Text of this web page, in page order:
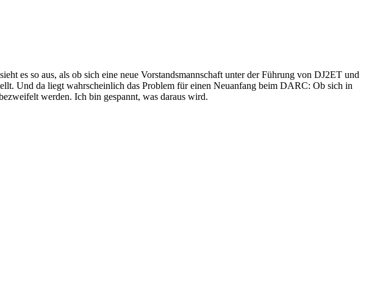
es so aus, als ob sich eine neue Vorstandsmannschaft unter der Führung von DJ2ET und
Und da liegt wahrscheinlich das Problem für einen Neuanfang beim DARC: Ob sich in
werden. Ich bin gespannt, was daraus wird.